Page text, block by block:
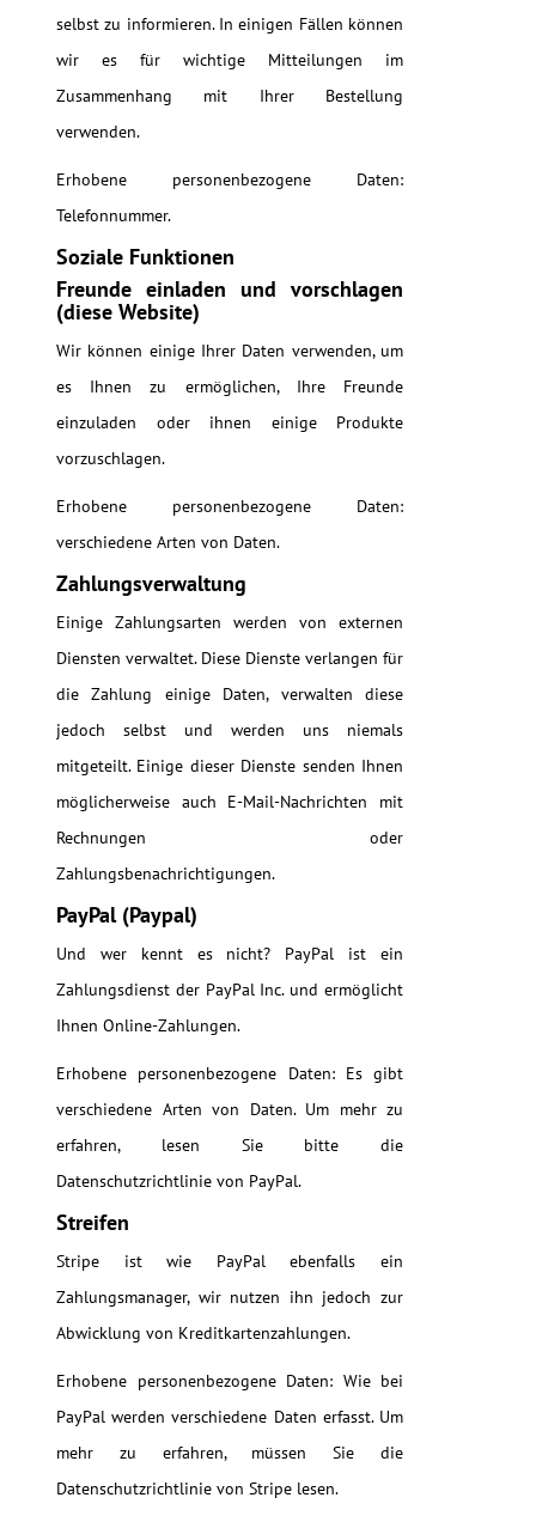
selbst zu informieren. In einigen Fällen können
wir es für wichtige Mitteilungen im
Zusammenhang mit Ihrer Bestellung
verwenden.
Erhobene personenbezogene Daten:
Telefonnummer.
Soziale Funktionen
Freunde einladen und vorschlagen
(diese Website)
Wir können einige Ihrer Daten verwenden, um
es Ihnen zu ermöglichen, Ihre Freunde
einzuladen oder ihnen einige Produkte
vorzuschlagen.
Erhobene personenbezogene Daten:
verschiedene Arten von Daten.
Zahlungsverwaltung
Einige Zahlungsarten werden von externen
Diensten verwaltet. Diese Dienste verlangen für
die Zahlung einige Daten, verwalten diese
jedoch selbst und werden uns niemals
mitgeteilt. Einige dieser Dienste senden Ihnen
möglicherweise auch E-Mail-Nachrichten mit
Rechnungen oder
Zahlungsbenachrichtigungen.
PayPal (Paypal)
Und wer kennt es nicht? PayPal ist ein
Zahlungsdienst der PayPal Inc. und ermöglicht
Ihnen Online-Zahlungen.
Erhobene personenbezogene Daten: Es gibt
verschiedene Arten von Daten. Um mehr zu
erfahren, lesen Sie bitte die
Datenschutzrichtlinie von PayPal.
Streifen
Stripe ist wie PayPal ebenfalls ein
Zahlungsmanager, wir nutzen ihn jedoch zur
Abwicklung von Kreditkartenzahlungen.
Erhobene personenbezogene Daten: Wie bei
PayPal werden verschiedene Daten erfasst. Um
mehr zu erfahren, müssen Sie die
Datenschutzrichtlinie von Stripe lesen.